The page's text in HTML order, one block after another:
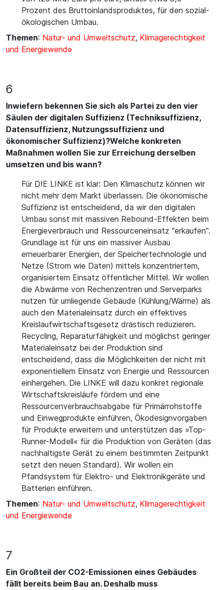
Prozent des Bruttoinlandsproduktes, für den sozial-
ökologischen Umbau.
Themen: Natur- und Umweltschutz, Klimagerechtigkeit
und Energiewende
6
Inwiefern bekennen Sie sich als Partei zu den vier
Säulen der digitalen Suffizienz (Techniksuffizienz,
Datensuffizienz, Nutzungssuffizienz und
ökonomischer Suffizienz)?Welche konkreten
Maßnahmen wollen Sie zur Erreichung derselben
umsetzen und bis wann?
Für DIE LINKE ist klar: Den Klimaschutz können wir
nicht mehr dem Markt überlassen. Die ökonomische
Suffizienz ist entscheidend, da wir den digitalen
Umbau sonst mit massiven Rebound-Effekten beim
Energieverbrauch und Ressourceneinsatz "erkaufen".
Grundlage ist für uns ein massiver Ausbau
erneuerbarer Energien, der Speichertechnologie und
Netze (Strom wie Daten) mittels konzentriertem,
organisiertem Einsatz öffentlicher Mittel. Wir wollen
die Abwärme von Rechenzentren und Serverparks
nutzen für umliegende Gebäude (Kühlung/Wärme) als
auch den Materialeinsatz durch ein effektives
Kreislaufwirtschaftsgesetz drastisch reduzieren.
Recycling, Reparaturfähigkeit und möglichst geringer
Materialeinsatz bei der Produktion sind
entscheidend, dass die Möglichkeiten der nicht mit
exponentiellem Einsatz von Energie und Ressourcen
einhergehen. Die LINKE will dazu konkret regionale
Wirtschaftskreisläufe fördern und eine
Ressourcenverbrauchsabgabe für Primärrohstoffe
und Einwegprodukte einführen, Ökodesignvorgaben
für Produkte erweitern und unterstützen das »Top-
Runner-Modell« für die Produktion von Geräten (das
nachhaltigste Gerät zu einem bestimmten Zeitpunkt
setzt den neuen Standard). Wir wollen ein
Pfandsystem für Elektro- und Elektronikgeräte und
Batterien einführen.
Themen: Natur- und Umweltschutz, Klimagerechtigkeit
und Energiewende
7
Ein Großteil der CO2-Emissionen eines Gebäudes
fällt bereits beim Bau an. Deshalb muss